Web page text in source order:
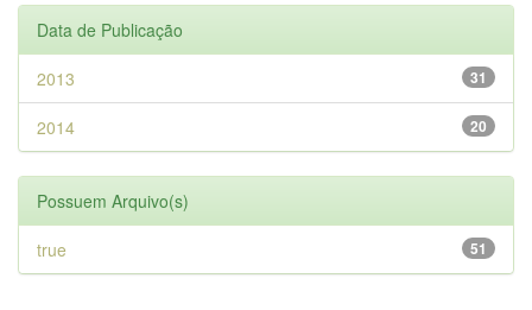
Data de Publicação
31
2013
20
2014
Possuem Arquivo(s)
51
true